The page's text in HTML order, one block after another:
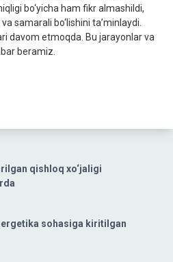
qishloq xo‘jaligi
sohasiga kiritilgan
bo‘yicha ham fikr almashildi,
samarali bo‘lishini ta’minlaydi.
davom etmoqda. Bu jarayonlar va
beramiz.